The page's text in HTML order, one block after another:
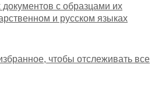
с образцами их
и русском языках
чтобы отслеживать все